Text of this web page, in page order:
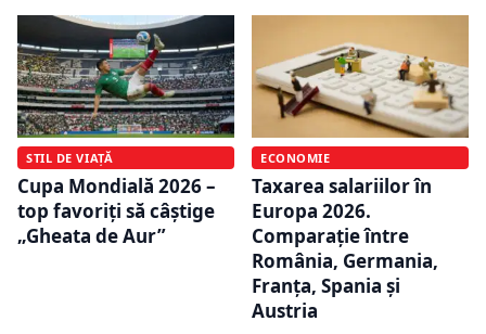
STIL DE VIAȚĂ
Cupa Mondială 2026 –
top favoriți să câștige
„Gheata de Aur”
ECONOMIE
Taxarea salariilor în
Europa 2026.
Comparație între
România, Germania,
Franța, Spania și
Austria